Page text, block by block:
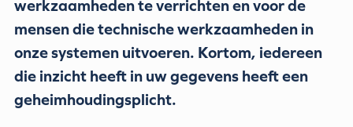
werkzaamheden te verrichten en voor de
mensen die technische werkzaamheden in
onze systemen uitvoeren. Kortom, iedereen
die inzicht heeft in uw gegevens heeft een
geheimhoudingsplicht.